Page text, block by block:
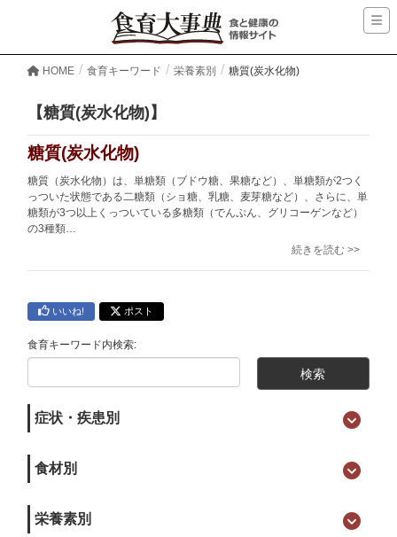
HOME 食育キーワード 栄養素別 糖質(炭水化物)
【糖質(炭水化物)】
糖質(炭水化物)
糖質（炭水化物）は、単糖類（ブドウ糖、果糖など）、単糖類が2つく
っついた状態である二糖類（ショ糖、乳糖、麦芽糖など）、さらに、単
糖類が3つ以上くっついている多糖類（でんぷん、グリコーゲンなど）
の3種類…
続きを読む >>
いいね! ポスト
食育キーワード内検索:
症状・疾患別
食材別
栄養素別